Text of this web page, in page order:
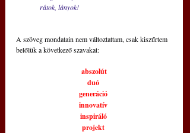
rátok, lányok!
A szöveg mondatain nem változtattam, csak kiszűrtem
belőlük a következő szavakat:
abszolút
duó
generáció
innovatív
inspiráló
projekt